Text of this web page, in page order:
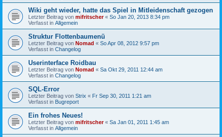
Wiki geht wieder, hatte das Spiel in Mitleidenschaft gezogen
Letzter Beitrag von mifritscher« So Jan 20, 2013 8:34 pm
Verfasst in Allgemein
Struktur Flottenbaumenü
Letzter Beitrag von Nomad « So Apr 08, 2012 9:57 pm
Verfasst in Changelog
Userinterface Roidbau
Letzter Beitrag von Nomad « Sa Okt 29, 2011 12:44 am
Verfasst in Changelog
SQL-Error
Letzter Beitrag von Strix « Fr Sep 30, 2011 1:21 am
Verfasst in Bugreport
Ein frohes Neues!
Letzter Beitrag von mifritscher« Sa Jan 01, 2011 1:45 am
Verfasst in Allgemein